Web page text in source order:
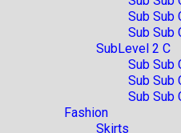
Sub Sub
Sub Sub
SubLevel 2 C
Sub Sub
Sub Sub
Sub Sub
Fashion
Skirts